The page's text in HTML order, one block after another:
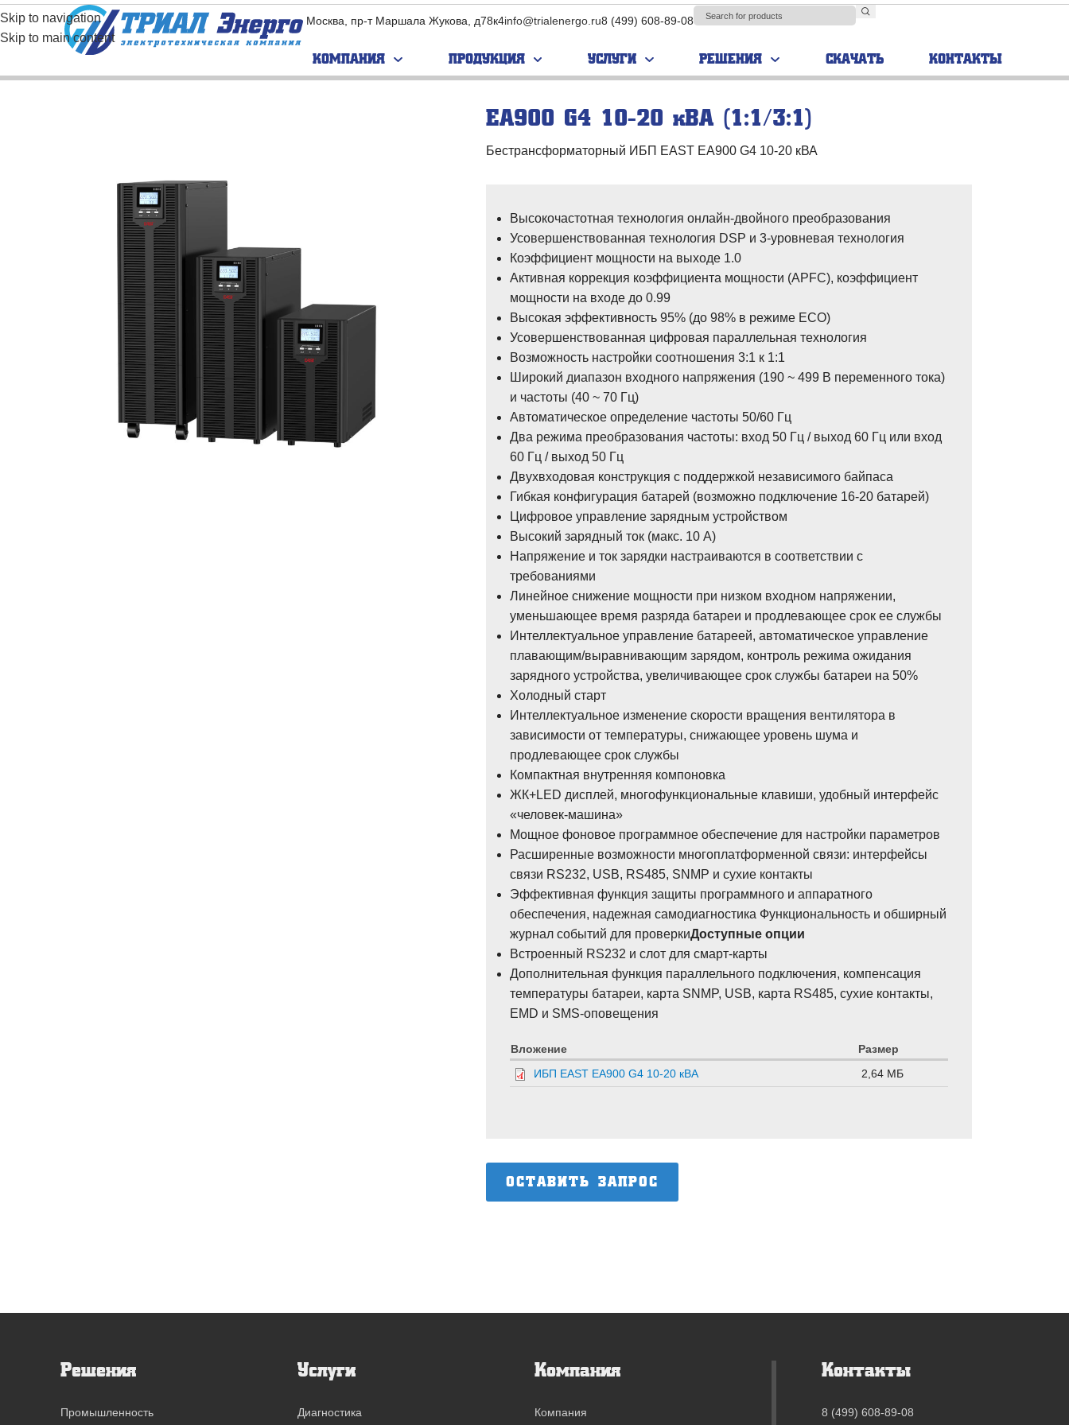
Skip to navigation
Skip to main content
Москва, пр-т Маршала Жукова, д78к4info@trialenergo.ru8 (499) 608-89-08
КОМПАНИЯ ПРОДУКЦИЯ
ные ИБП
ИБП
Промышленные
инверторы
Частотные
преобразователи
Промышленные
выпрямители
ПАРУС
Бес­транс­фор­ма­
Модульные ИБП
Промышленные
EVADA
Бес­транс­фор­ма­
Модульные ИБП
Промышленные
ИБП
TRIAL
Аккумуляторные
УСЛУГИ РЕШЕНИЯ СКАЧАТЬ КОНТАКТЫ
EA900 G4 10-20 кВА (1:1/3:1)
Бестрансформаторный ИБП EAST EA900 G4 10-20 кВА
Высокочастотная технология онлайн-двойного преобразования
Усовершенствованная технология DSP и 3-уровневая технология
Коэффициент мощности на выходе 1.0
Активная коррекция коэффициента мощности (APFC), коэффициент
мощности на входе до 0.99
Высокая эффективность 95% (до 98% в режиме ECO)
Усовершенствованная цифровая параллельная технология
Возможность настройки соотношения 3:1 к 1:1
Широкий диапазон входного напряжения (190 ~ 499 В переменного тока)
и частоты (40 ~ 70 Гц)
Автоматическое определение частоты 50/60 Гц
Два режима преобразования частоты: вход 50 Гц / выход 60 Гц или вход
60 Гц / выход 50 Гц
Двухвходовая конструкция с поддержкой независимого байпаса
Гибкая конфигурация батарей (возможно подключение 16-20 батарей)
Цифровое управление зарядным устройством
Высокий зарядный ток (макс. 10 А)
Напряжение и ток зарядки настраиваются в соответствии с
требованиями
Линейное снижение мощности при низком входном напряжении,
уменьшающее время разряда батареи и продлевающее срок ее службы
Интеллектуальное управление батареей, автоматическое управление
плавающим/выравнивающим зарядом, контроль режима ожидания
зарядного устройства, увеличивающее срок службы батареи на 50%
Холодный старт
Интеллектуальное изменение скорости вращения вентилятора в
зависимости от температуры, снижающее уровень шума и
продлевающее срок службы
Компактная внутренняя компоновка
ЖК+LED дисплей, многофункциональные клавиши, удобный интерфейс
«человек-машина»
Мощное фоновое программное обеспечение для настройки параметров
Расширенные возможности многоплатформенной связи: интерфейсы
связи RS232, USB, RS485, SNMP и сухие контакты
Эффективная функция защиты программного и аппаратного
обеспечения, надежная самодиагностика Функциональность и обширный
журнал событий для проверкиДоступные опции
Встроенный RS232 и слот для смарт-карты
Дополнительная функция параллельного подключения, компенсация
температуры батареи, карта SNMP, USB, карта RS485, сухие контакты,
EMD и SMS-оповещения
Вложение
Размер
ИБП EAST EA900 G4 10-20 кВА
2,64 МБ
ОСТАВИТЬ ЗАПРОС
Решения
Промышленность
Услуги
Диагностика
Компания
Компания
Контакты
8 (499) 608-89-08